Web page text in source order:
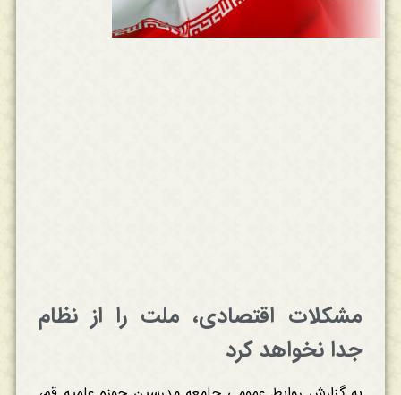
مشکلات اقتصادی، ملت را از نظام
جدا نخواهد کرد